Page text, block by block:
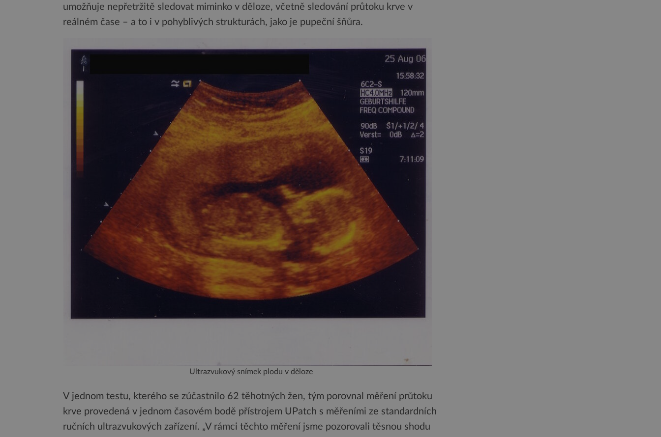
umožňuje nepřetržitě sledovat miminko v děloze, včetně sledování průtoku krve v
reálném čase – a to i v pohyblivých strukturách, jako je pupeční šňůra.
Ultrazvukový snímek plodu v děloze
V jednom testu, kterého se zúčastnilo 62 těhotných žen, tým porovnal měření průtoku
krve provedená v jednom časovém bodě přístrojem UPatch s měřeními ze standardních
ručních ultrazvukových zařízení. „V rámci těchto měření jsme pozorovali těsnou shodu